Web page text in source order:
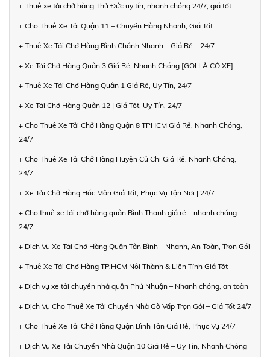
+ Thuê xe tải chở hàng Thủ Đức uy tín, nhanh chóng 24/7, giá tốt
+ Cho Thuê Xe Tải Quận 11 – Chuyển Hàng Nhanh, Giá Tốt
+ Thuê Xe Tải Chở Hàng Bình Chánh Nhanh – Giá Rẻ – 24/7
+ Xe Tải Chở Hàng Quận 3 Giá Rẻ, Nhanh Chóng [GỌI LÀ CÓ XE]
+ Thuê Xe Tải Chở Hàng Quận 1 Giá Rẻ, Uy Tín, 24/7
+ Xe Tải Chở Hàng Quận 12 | Giá Tốt, Uy Tín, 24/7
+ Cho Thuê Xe Tải Chở Hàng Quận 8 TPHCM Giá Rẻ, Nhanh Chóng,
24/7
+ Cho Thuê Xe Tải Chở Hàng Huyện Củ Chi Giá Rẻ, Nhanh Chóng,
24/7
+ Xe Tải Chở Hàng Hóc Môn Giá Tốt, Phục Vụ Tận Nơi | 24/7
+ Cho thuê xe tải chở hàng quận Bình Thạnh giá rẻ – nhanh chóng
24/7
+ Dịch Vụ Xe Tải Chở Hàng Quận Tân Bình – Nhanh, An Toàn, Trọn Gói
+ Thuê Xe Tải Chở Hàng TP.HCM Nội Thành & Liên Tỉnh Giá Tốt
+ Dịch vụ xe tải chuyển nhà quận Phú Nhuận – Nhanh chóng, an toàn
+ Dịch Vụ Cho Thuê Xe Tải Chuyển Nhà Gò Vấp Trọn Gói – Giá Tốt 24/7
+ Cho Thuê Xe Tải Chở Hàng Quận Bình Tân Giá Rẻ, Phục Vụ 24/7
+ Dịch Vụ Xe Tải Chuyển Nhà Quận 10 Giá Rẻ – Uy Tín, Nhanh Chóng